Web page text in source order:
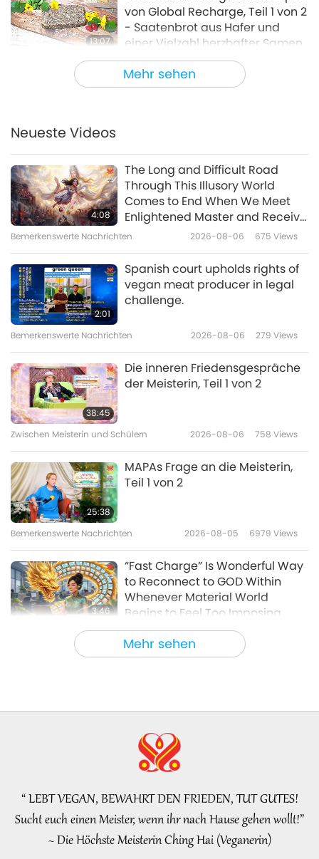
Mehr sehen
13:07
von Global Recharge, Teil 1 von 2
- Saatenbrot aus Hafer und
einer Vielzahl herzhafter Samen
Veganismus, die edle Lebensweise 2020-05-31
14:49
14:17
The San Francisco Veg Society –
Veganismus an der Westküste
13:45
Heißhunger auf veganes Fast
Food, Teil 1 von 2
15:11
Eine wundersame Gabe der
17:49
Die vegane Lanna-Küche
Pakete
Mehr sehen
Neueste Videos
4:08
The Long and Difficult Road
Through This Illusory World
Comes to End When We Meet
Enlightened Master and Receive
Initiation
Bemerkenswerte Nachrichten 2026-08-06 675 Views
2:01
Spanish court upholds rights of
vegan meat producer in legal
challenge.
Bemerkenswerte Nachrichten 2026-08-06 279 Views
38:45
Die inneren Friedensgespräche
der Meisterin, Teil 1 von 2
Zwischen Meisterin und Schülern 2026-08-06 758 Views
25:38
MAPAs Frage an die Meisterin,
Teil 1 von 2
Bemerkenswerte Nachrichten 2026-08-05 6979 Views
3:46
“Fast Charge” Is Wonderful Way
to Reconnect to GOD Within
Whenever Material World
Begins to Feel Too Imposing
Bemerkenswerte Nachrichten 2026-08-05
38:07
22:27
Islamische Ethik zum Thema
Hadith, Teil 1 von 2
2026-08-05
“ LEBT VEGAN, BEWAHRT DEN FRIEDEN, TUT GUTES!
Sucht euch einen Meister, wenn ihr nach Hause gehen wollt!”
~ Die Höchste Meisterin Ching Hai (Veganerin)